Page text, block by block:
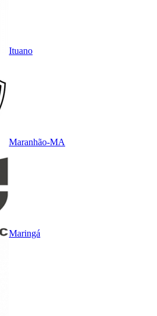
Ituano
Maranhão-MA
Maringá